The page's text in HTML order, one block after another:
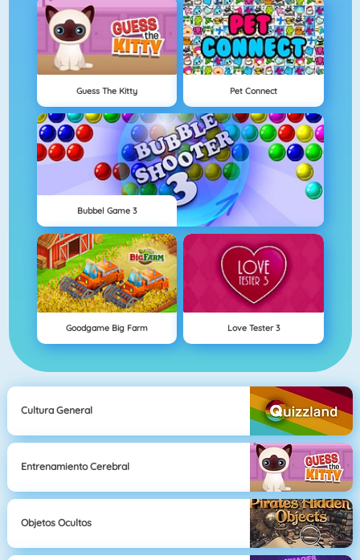
Guess The Kitty Pet Connect
Bubbel Game 3
Goodgame Big Farm Love Tester 3
Cultura General
Entrenamiento Cerebral
Objetos Ocultos